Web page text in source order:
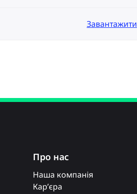
Завантажити
Про нас
Наша компанія
Кар’єра